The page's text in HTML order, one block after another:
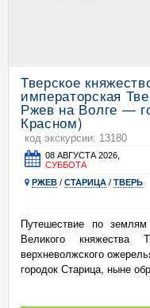
Тверское
императорская
Ржев на Волге —
Красном)
код экскурсии: 13180
08 АВГУСТА 2026,
СУББОТА
РЖЕВ / СТАРИЦА / ТВЕРЬ
Путешествие по
Великого княжества
верхневолжского
городок Старица, ныне